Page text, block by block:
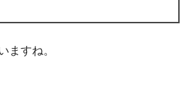
ますね。